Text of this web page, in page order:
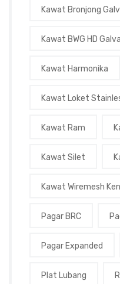
Kawat Bronjong
Kawat BWG HD
Kawat Harmonika
Kawat Loket
Kawat Ram
Kawat Silet
Kawat Wiremesh
Pagar BRC
Pagar Expanded
Plat Lubang